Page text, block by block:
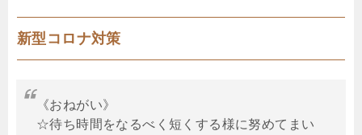
新型コロナ対策
《おねがい》
☆待ち時間をなるべく短くする様に努めてまい